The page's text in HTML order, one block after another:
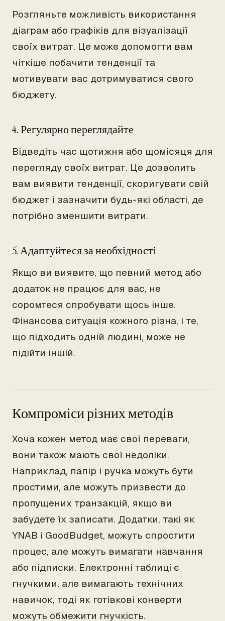
Розгляньте можливість використання
діаграм або графіків для візуалізації
своїх витрат. Це може допомогти вам
чіткіше побачити тенденції та
мотивувати вас дотримуватися свого
бюджету.
4. Регулярно переглядайте
Відведіть час щотижня або щомісяця для
перегляду своїх витрат. Це дозволить
вам виявити тенденції, скоригувати свій
бюджет і зазначити будь-які області, де
потрібно зменшити витрати.
5. Адаптуйтеся за необхідності
Якщо ви виявите, що певний метод або
додаток не працює для вас, не
соромтеся спробувати щось інше.
Фінансова ситуація кожного різна, і те,
що підходить одній людині, може не
підійти іншій.
Компроміси різних методів
Хоча кожен метод має свої переваги,
вони також мають свої недоліки.
Наприклад, папір і ручка можуть бути
простими, але можуть призвести до
пропущених транзакцій, якщо ви
забудете їх записати. Додатки, такі як
YNAB і GoodBudget, можуть спростити
процес, але можуть вимагати навчання
або підписки. Електронні таблиці є
гнучкими, але вимагають технічних
навичок, тоді як готівкові конверти
можуть обмежити гнучкість.